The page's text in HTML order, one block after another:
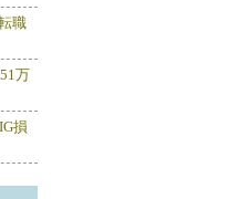
職
万
損